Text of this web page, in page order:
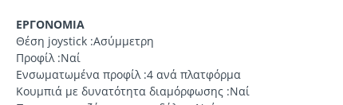
ΕΡΓΟΝΟΜΙΑ
Θέση joystick :Ασύμμετρη
Προφίλ :Ναί
Ενσωματωμένα προφίλ :4 ανά πλατφόρμα
Κουμπιά με δυνατότητα διαμόρφωσης :Ναί